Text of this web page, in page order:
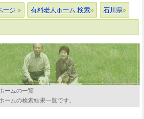
ージ
有料老人ホーム 検索 石川県
ームの一覧
ームの検索結果一覧です。